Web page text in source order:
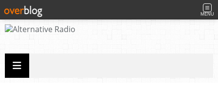
MENU